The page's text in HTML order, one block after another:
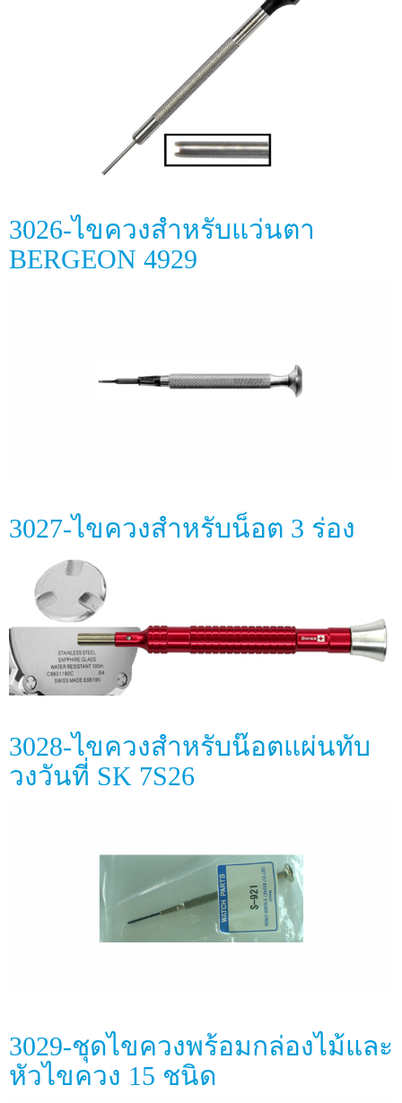
3026-ไขควงสำหรับแว่นตา
BERGEON 4929
3027-ไขควงสำหรับน็อต 3 ร่อง
3028-ไขควงสำหรับน๊อตแผ่นทับ
วงวันที่ SK 7S26
3029-ชุดไขควงพร้อมกล่องไม้และ
หัวไขควง 15 ชนิด